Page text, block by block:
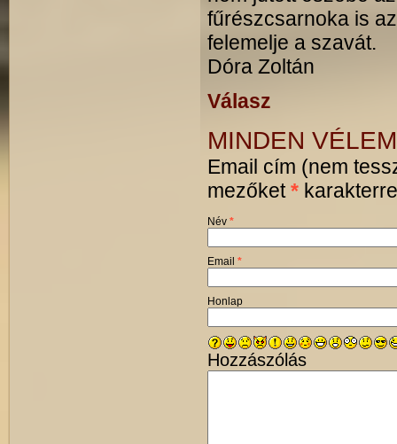
fűrészcsarnoka is
felemelje a szavát.
Dóra Zoltán
Válasz
MINDEN
Email cím (nem
mezőket*
Név *
Email *
Honlap
Hozzászólás